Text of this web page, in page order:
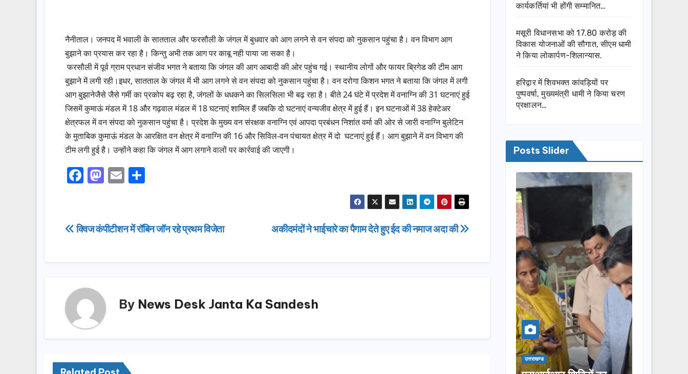
नैनीताल। जनपद में भवाली के सातताल और फरसौली के जंगल में बुधवार को आग लगने से वन संपदा को नुकसान पहुंचा है। वन विभाग आग
बुझाने का प्रयास कर रहा है। किन्तु अभी तक आग पर काबू नही पाया जा सका है।
फरसौली में पूर्व ग्राम प्रधान संजीव भगत ने बताया कि जंगल की आग आबादी की ओर पहुंच गई। स्थानीय लोगों और फायर ब्रिगेड की टीम आग
बुझाने में लगी रही।इधर, सातताल के जंगल में भी आग लगने से वन संपदा को नुकसान पहुंचा है। वन दरोगा किशन भगत ने बताया कि जंगल में लगी
आग बुझानेजैसे जैसे गर्मी का प्रकोप बढ़ रहा है, जंगलों के धधकने का सिलसिला भी बढ़ रहा है। बीते 24 घंटे में प्रदेश में वनाग्नि की 31 घटनाएं हुई
जिसमें कुमाऊं मंडल में 18 और गढ़वाल मंडल में 18 घटनाएं शामिल हैं जबकि दो घटनाएं वन्यजीव क्षेत्र में हुई हैं। इन घटनाओं में 38 हेक्टेअर
क्षेत्रफल में वन संपदा को नुकसान पहुंचा है। प्रदेश के मुख्य वन संरक्षक वनाग्नि एवं आपदा प्रबंधन निशांत वर्मा की ओर से जारी वनाग्नि बुलेटिन
के मुताबिक कुमाऊं मंडल के आरक्षित वन क्षेत्र में वनाग्नि की 16 और सिविल-वन पंचायत क्षेत्र में दो घटनाएं हुई हैं। आग बुझाने में वन विभाग की
टीम लगी हुई है। उन्होंने कहा कि जंगल में आग लगाने वालों पर कार्रवाई की जाएगी।
F
e
o
k
M
o
o
E
e
Post
अकीदमंदों ने भाईचारे का पैगाम देते हुए ईद की नमाज अदा की
क्विज कंपीटीशन में रॉबिन जॉन रहे प्रथम विजेता
By News Desk Janta Ka Sandesh
कार्यकर्तियां भी होंगी सम्मानित…
मसूरी विधानसभा को 17.80 करोड़ की
विकास योजनाओं की सौगात, सीएम धामी
ने किया लोकार्पण-शिलान्यास.
हरिद्वार में शिवभक्त कांवड़ियों पर
पुष्पवर्षा, मुख्यमंत्री धामी ने किया चरण
प्रक्षालन…
Posts Slider
उत्तराखण्ड